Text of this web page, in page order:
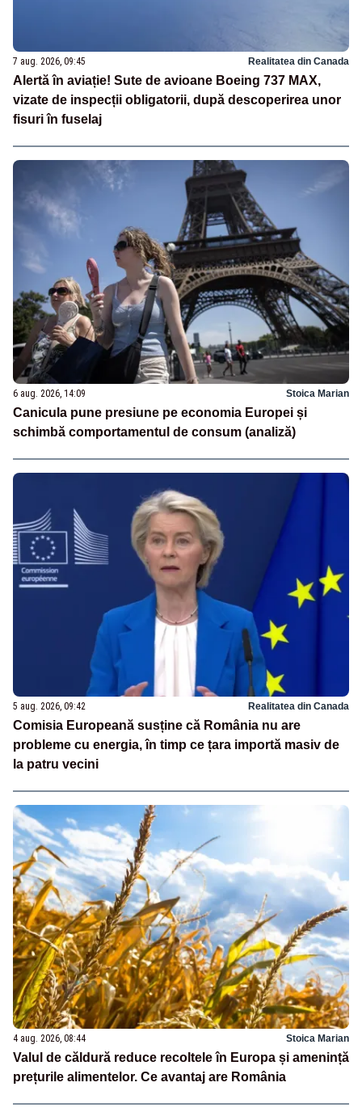
7 aug. 2026, 09:45 Realitatea din Canada
Alertă în aviație! Sute de avioane Boeing 737 MAX,
vizate de inspecții obligatorii, după descoperirea unor
fisuri în fuselaj
6 aug. 2026, 14:09 Stoica Marian
Canicula pune presiune pe economia Europei și
schimbă comportamentul de consum (analiză)
5 aug. 2026, 09:42 Realitatea din Canada
Comisia Europeană susține că România nu are
probleme cu energia, în timp ce țara importă masiv de
la patru vecini
4 aug. 2026, 08:44 Stoica Marian
Valul de căldură reduce recoltele în Europa și amenință
prețurile alimentelor. Ce avantaj are România